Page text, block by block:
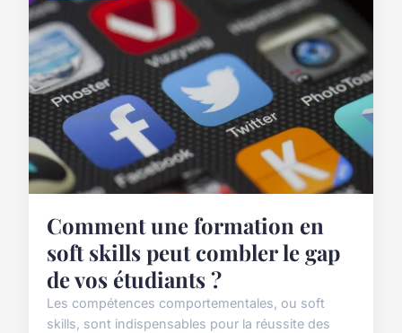
Comment une formation en
soft skills peut combler le gap
de vos étudiants ?
Les compétences comportementales, ou soft
skills, sont indispensables pour la réussite des